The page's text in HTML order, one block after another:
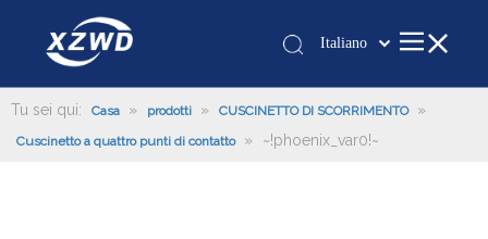
Italiano
românesc
Türk dili
Tu sei qui: Casa » prodotti » CUSCINETTO DI SCORRIMENTO »
Cuscinetto a quattro punti di contatto » ~!phoenix_var0!~